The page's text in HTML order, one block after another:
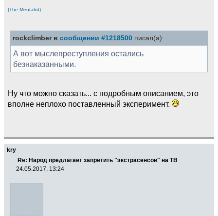
(The Mentalist)
rockclimber в сообщении #1218500 писал(а):
А вот мыслепреступления остались
безнаказанными.
Ну что можно сказать... с подробным описанием, это
вполне неплохо поставленный эксперимент.
kry
Re: Народ предлагает запретить "экстрасенсов" на ТВ
24.05.2017, 13:24